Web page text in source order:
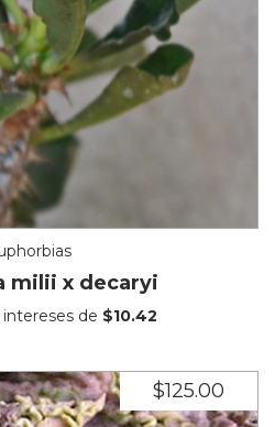
milii x decaryi
de $10.42
$125.00